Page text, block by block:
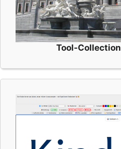
Tool-Collection